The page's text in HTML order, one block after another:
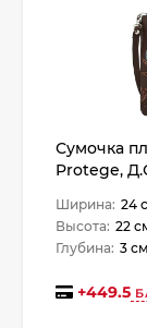
Сумочка
Protege,
Ширина: 24
Высота: 22
Глубина: 3 см
+449.5